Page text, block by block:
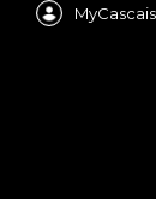
MyCascais